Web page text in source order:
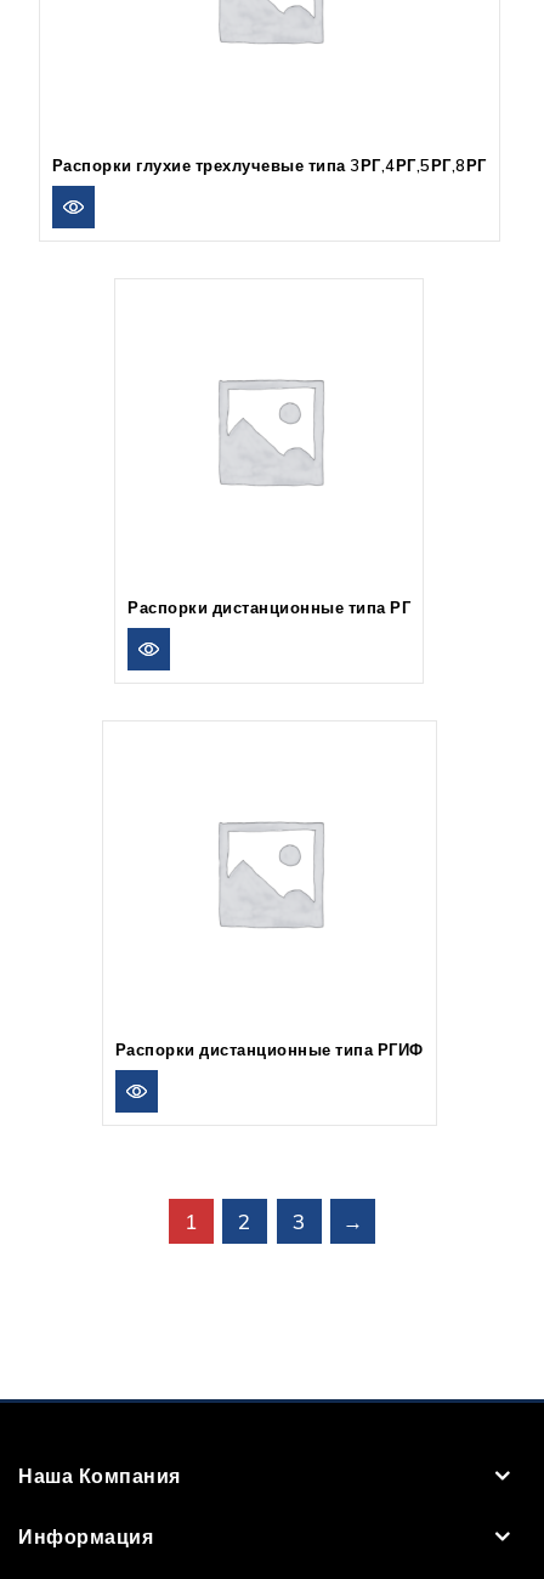
Распорки глухие трехлучевые типа 3РГ,4РГ,5РГ,8РГ
Распорки дистанционные типа РГ
Распорки дистанционные типа РГИФ
1 2 3 →
Наша Компания
Информация